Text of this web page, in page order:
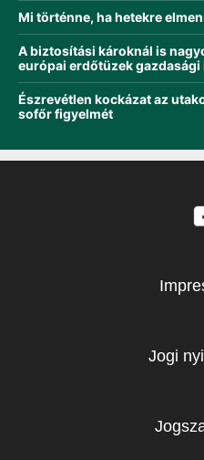
Mi történne, ha hetekre
A biztosítási károknál is
európai erdőtüzek
Észrevétlen kockázat az
sofőr figyelmét
Jogi